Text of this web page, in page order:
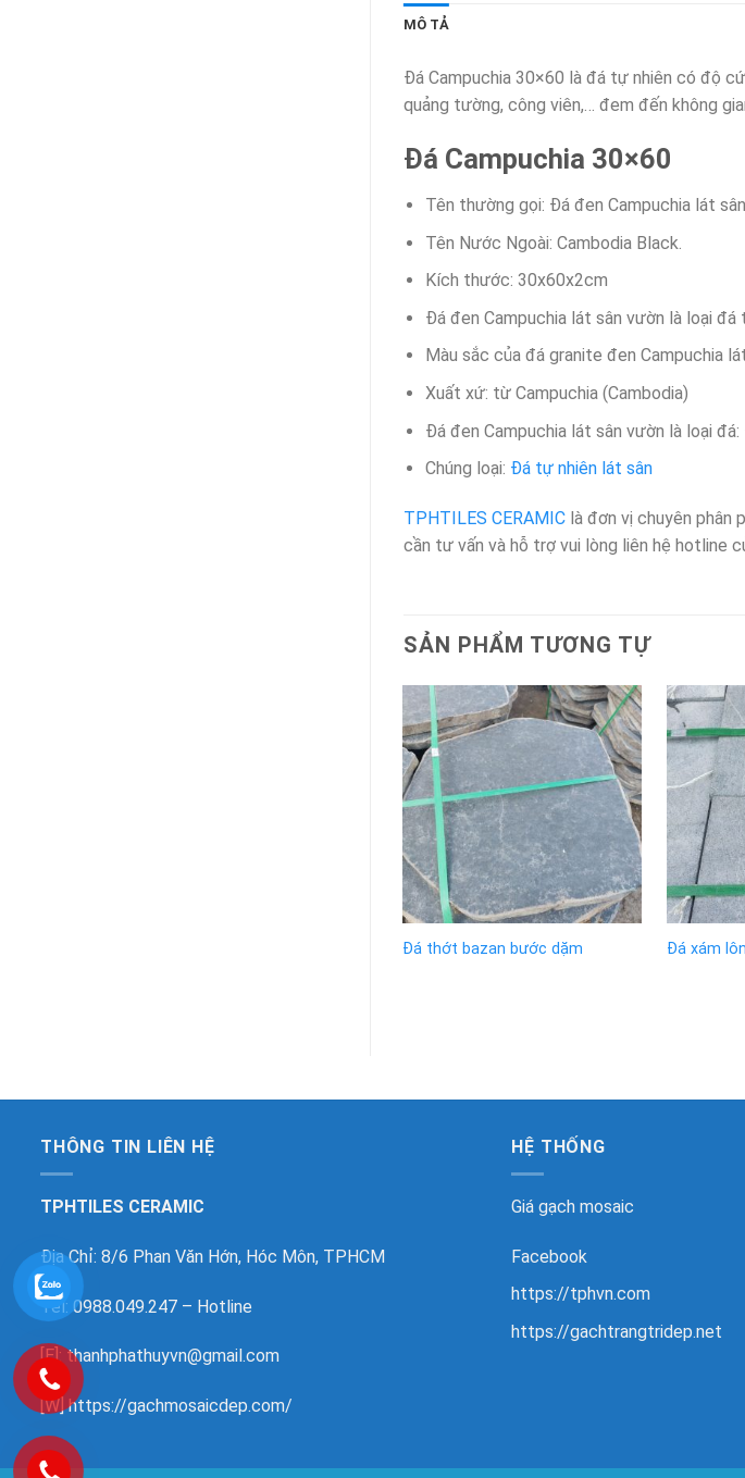
MÔ TẢ
Đá Campuchia 30×60 là đá tự nhiên có độ
quảng tường, công viên,… đem đến không
Đá Campuchia 30×60
Tên thường gọi: Đá đen Campuchia lát
Tên Nước Ngoài: Cambodia Black.
Kích thước: 30x60x2cm
Đá đen Campuchia lát sân vườn là loại đá
Màu sắc của đá granite đen Campuchia
Xuất xứ: từ Campuchia (Cambodia)
Đá đen Campuchia lát sân vườn là loại
Chúng loại: Đá tự nhiên lát sân
TPHTILES CERAMIClà đơn vị chuyên phân
cần tư vấn và hỗ trợ vui lòng liên hệ hotline
SẢN PHẨM TƯƠNG TỰ
Đá thớt bazan bước dặm Đá xám
THÔNG TIN LIÊN HỆ
TPHTILES CERAMIC
Địa Chỉ: 8/6 Phan Văn Hớn, Hóc Môn, TPHCM
Tel: 0988.049.247 – Hotline
[E]: thanhphathuyvn@gmail.com
[W]https://gachmosaicdep.com/
HỆ THỐNG
Giá gạch mosaic
Facebook
https://tphvn.com
https://gachtrangtridep.net